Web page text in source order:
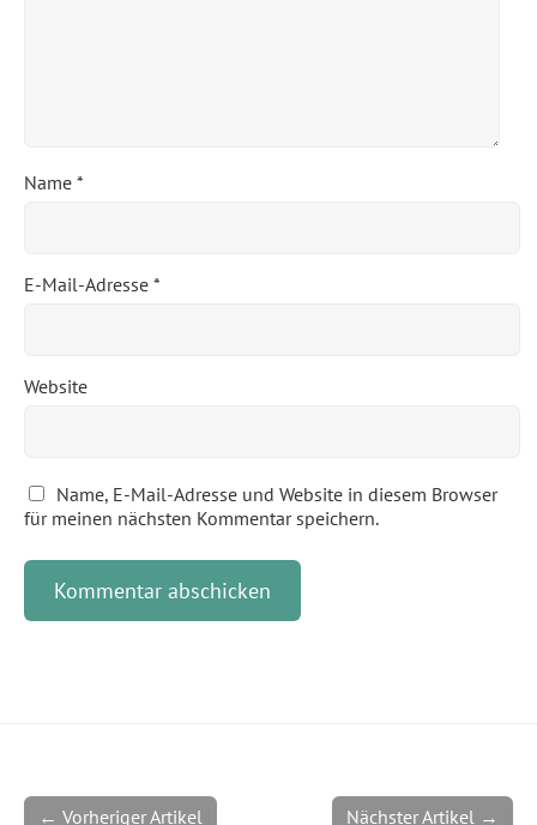
Name *
E-Mail-Adresse *
Website
Name, E-Mail-Adresse und Website in diesem Browser
für meinen nächsten Kommentar speichern.
Nächster Artikel →
← Vorheriger Artikel